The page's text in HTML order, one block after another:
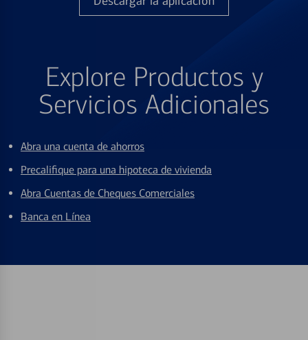
Explore Productos y
Servicios Adicionales
Abra una cuenta de ahorros
Precalifique para una hipoteca de vivienda
Abra Cuentas de Cheques Comerciales
Banca en Línea